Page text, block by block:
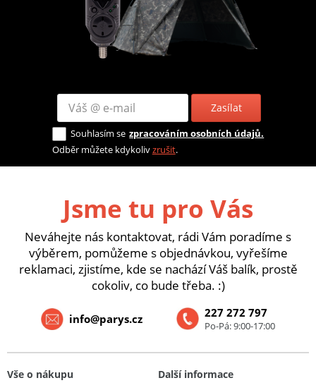
Zasílat
Souhlasím se zpracováním osobních údajů.
Odběr můžete kdykolivzrušit.
Jsme tu pro Vás
Neváhejte nás kontaktovat, rádi Vám poradíme s
výběrem, pomůžeme s objednávkou, vyřešíme
reklamaci, zjistíme, kde se nachází Váš balík, prostě
cokoliv, co bude třeba. :)
227 272 797
Po-Pá: 9:00-17:00
info@parys.cz
Vše o nákupu
Další informace